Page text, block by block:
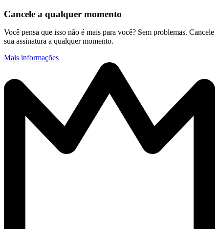
Cancele a qualquer momento
Você pensa que isso não é mais para você? Sem problemas. Cancele
sua assinatura a qualquer momento.
Mais informações